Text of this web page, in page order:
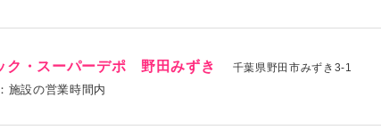
ク・スーパーデポ 野田みずき 千葉県野田市みずき3-1
施設の営業時間内